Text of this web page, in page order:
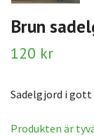
Brun
120 kr
Sadelgjord i gott
Produkten är